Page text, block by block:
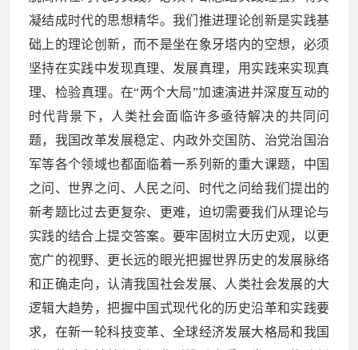
凝结成时代的思想精华。我们推进理论创新是实践基
础上的理论创新，而不是坐在象牙塔内的空想，必须
坚持在实践中发现真理、发展真理，用实践来实现真
理、检验真理。在“两个大局”加速演进并深度互动的
时代背景下，人类社会面临许多亟待解决的共同问
题，我国改革发展稳定、内政外交国防、治党治国治
军等各个领域也都面临着一系列新的重大课题，中国
之问、世界之问、人民之问、时代之问给我们提出的
新考题比过去更复杂、更难，迫切需要我们从理论与
实践的结合上提交答案。要牢固树立大历史观，以更
宽广的视野、更长远的眼光把握世界历史的发展脉络
和正确走向，认清我国社会发展、人类社会发展的大
逻辑大趋势，把握中国式现代化的历史沿革和实践要
求，在新一轮科技变革、全球经济发展大格局和我国